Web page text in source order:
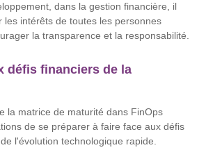
dans la gestion financière, il
les intérêts de toutes les personnes
la transparence et la responsabilité.
défis financiers de la
la matrice de maturité dans FinOps
de se préparer à faire face aux défis
l'évolution technologique rapide.